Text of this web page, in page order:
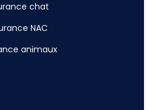
chat
NAC
animaux